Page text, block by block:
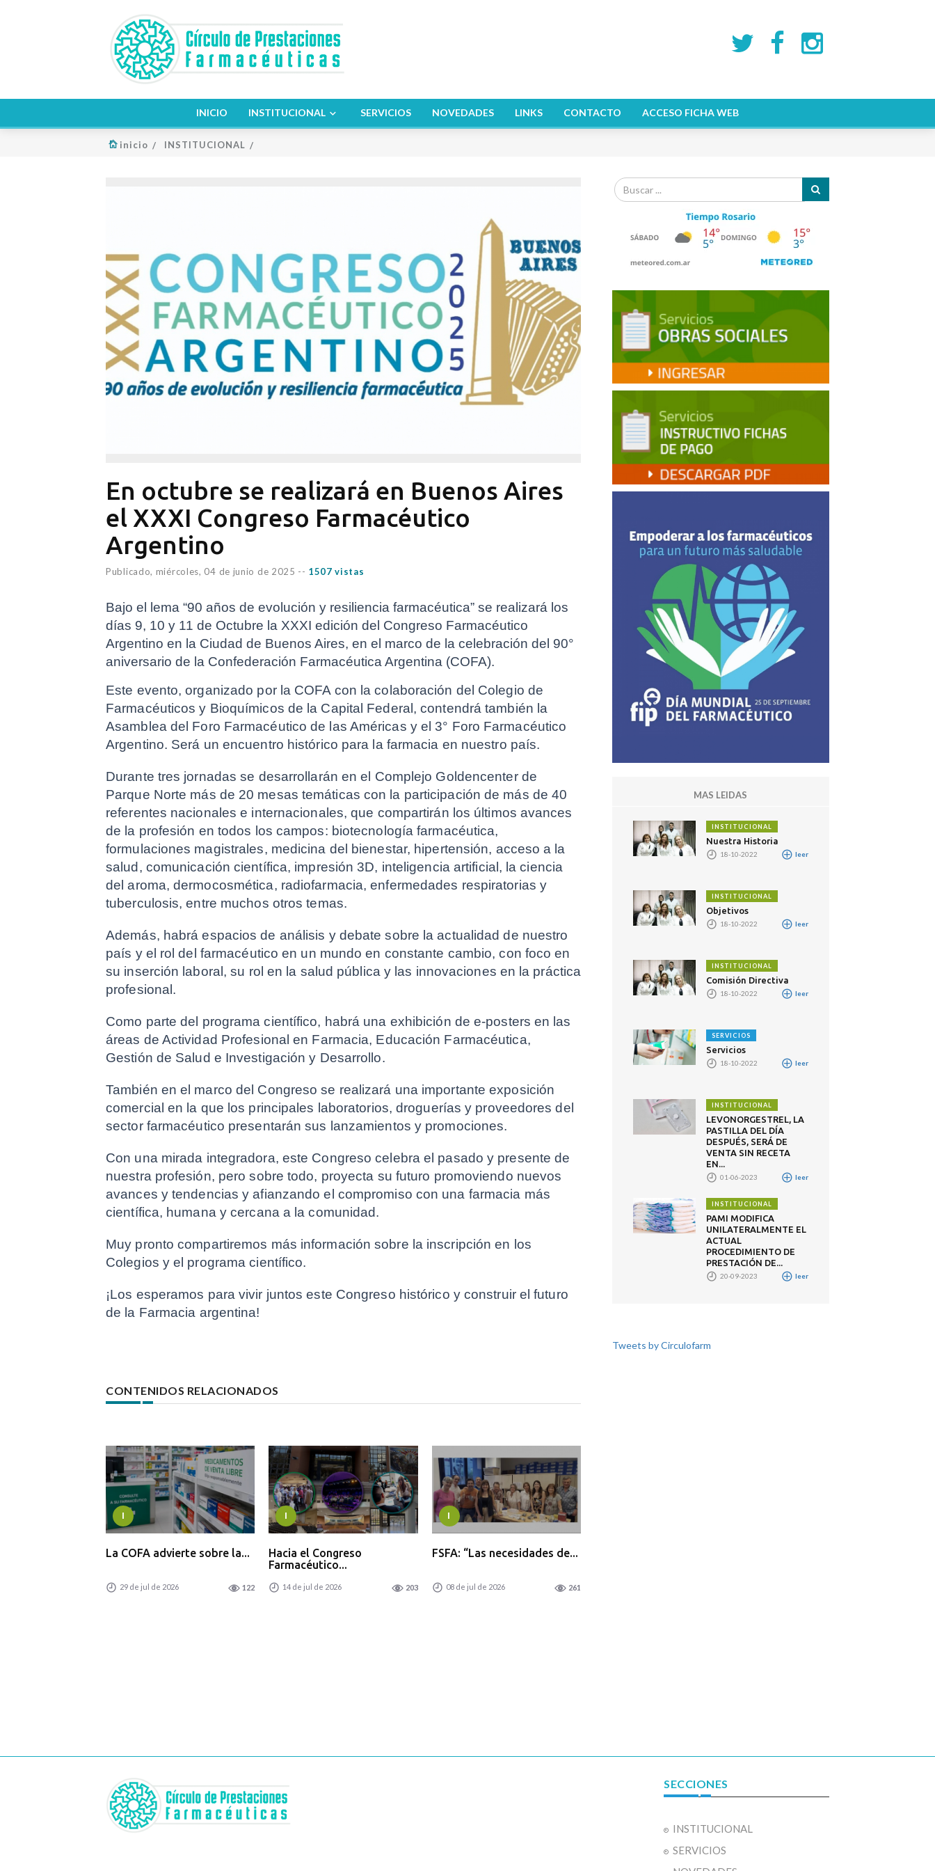
INICIO INSTITUCIONAL SERVICIOS NOVEDADES LINKS CONTACTO ACCESO FICHA WEB
inicio INSTITUCIONAL
En octubre se realizará en Buenos Aires
el XXXI Congreso Farmacéutico
Argentino
Publicado, miércoles, 04 de junio de 2025 -- 1507 vistas
Bajo el lema “90 años de evolución y resiliencia farmacéutica” se realizará los
días 9, 10 y 11 de Octubre la XXXI edición del Congreso Farmacéutico
Argentino en la Ciudad de Buenos Aires, en el marco de la celebración del 90°
aniversario de la Confederación Farmacéutica Argentina (COFA).
Este evento, organizado por la COFA con la colaboración del Colegio de
Farmacéuticos y Bioquímicos de la Capital Federal, contendrá también la
Asamblea del Foro Farmacéutico de las Américas y el 3° Foro Farmacéutico
Argentino. Será un encuentro histórico para la farmacia en nuestro país.
Durante tres jornadas se desarrollarán en el Complejo Goldencenter de
Parque Norte más de 20 mesas temáticas con la participación de más de 40
referentes nacionales e internacionales, que compartirán los últimos avances
de la profesión en todos los campos: biotecnología farmacéutica,
formulaciones magistrales, medicina del bienestar, hipertensión, acceso a la
salud, comunicación científica, impresión 3D, inteligencia artificial, la ciencia
del aroma, dermocosmética, radiofarmacia, enfermedades respiratorias y
tuberculosis, entre muchos otros temas.
Además, habrá espacios de análisis y debate sobre la actualidad de nuestro
país y el rol del farmacéutico en un mundo en constante cambio, con foco en
su inserción laboral, su rol en la salud pública y las innovaciones en la práctica
profesional.
Como parte del programa científico, habrá una exhibición de e-posters en las
áreas de Actividad Profesional en Farmacia, Educación Farmacéutica,
Gestión de Salud e Investigación y Desarrollo.
También en el marco del Congreso se realizará una importante exposición
comercial en la que los principales laboratorios, droguerías y proveedores del
sector farmacéutico presentarán sus lanzamientos y promociones.
Con una mirada integradora, este Congreso celebra el pasado y presente de
nuestra profesión, pero sobre todo, proyecta su futuro promoviendo nuevos
avances y tendencias y afianzando el compromiso con una farmacia más
científica, humana y cercana a la comunidad.
Muy pronto compartiremos más información sobre la inscripción en los
Colegios y el programa científico.
¡Los esperamos para vivir juntos este Congreso histórico y construir el futuro
de la Farmacia argentina!
CONTENIDOS RELACIONADOS
I
La COFA advierte sobre la...
29 de jul de 2026 122
I
Hacia el Congreso
Farmacéutico...
14 de jul de 2026 203
I
FSFA: “Las necesidades de...
08 de jul de 2026 261
MAS LEIDAS
INSTITUCIONAL
Nuestra Historia
18-10-2022 leer
INSTITUCIONAL
Objetivos
18-10-2022 leer
INSTITUCIONAL
Comisión Directiva
18-10-2022 leer
SERVICIOS
Servicios
18-10-2022 leer
INSTITUCIONAL
LEVONORGESTREL, LA
PASTILLA DEL DÍA
DESPUÉS, SERÁ DE
VENTA SIN RECETA
EN...
01-06-2023 leer
INSTITUCIONAL
PAMI MODIFICA
UNILATERALMENTE EL
ACTUAL
PROCEDIMIENTO DE
PRESTACIÓN DE...
20-09-2023 leer
Tweets by Circulofarm
SECCIONES
INSTITUCIONAL
SERVICIOS